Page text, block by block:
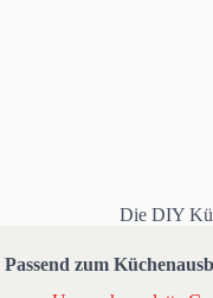
Die DIY
Passend zum